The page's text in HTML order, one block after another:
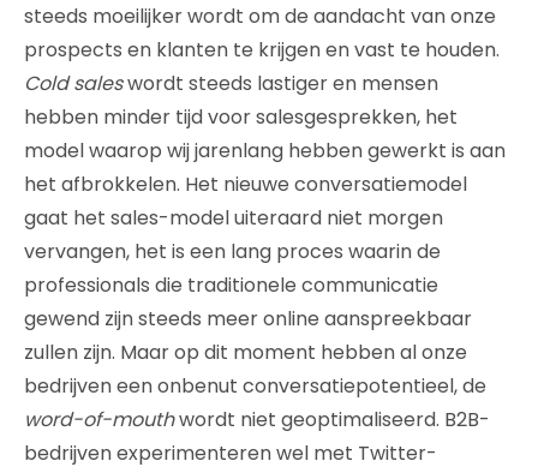
steeds moeilijker wordt om de aandacht van onze
prospects en klanten te krijgen en vast te houden.
Cold saleswordt steeds lastiger en mensen
hebben minder tijd voor salesgesprekken, het
model waarop wij jarenlang hebben gewerkt is aan
het afbrokkelen. Het nieuwe conversatiemodel
gaat het sales-model uiteraard niet morgen
vervangen, het is een lang proces waarin de
professionals die traditionele communicatie
gewend zijn steeds meer online aanspreekbaar
zullen zijn. Maar op dit moment hebben al onze
bedrijven een onbenut conversatiepotentieel, de
word-of-mouthwordt niet geoptimaliseerd. B2B-
bedrijven experimenteren wel met Twitter-